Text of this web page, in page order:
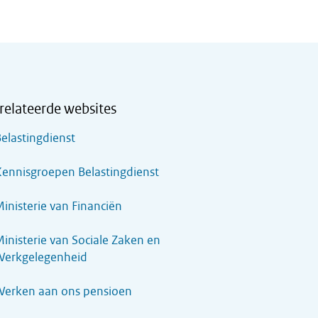
websites
Belastingdienst
van Financiën
van Sociale Zaken en
aan ons pensioen